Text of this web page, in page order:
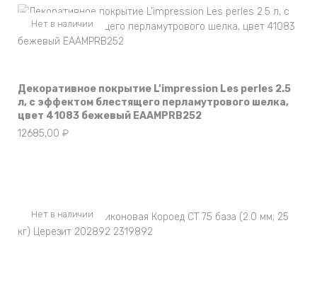
Нет в наличии
Декоративное покрытие L’impression Les perles 2.5
л, с эффектом блестящего перламутрового шелка,
цвет 41083 бежевый EAAMPRB252
12685,00 ₽
Нет в наличии